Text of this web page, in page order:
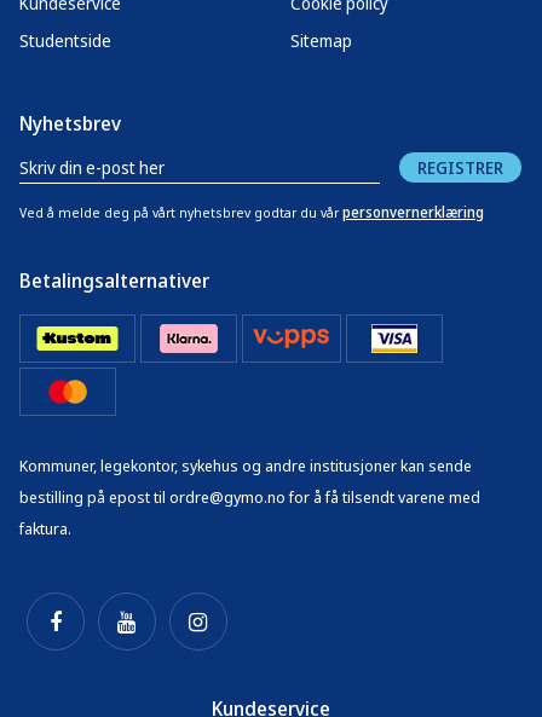
Studentside
Sitemap
Nyhetsbrev
REGISTRER
Ved å melde deg på vårt nyhetsbrev godtar du vår personvernerklæring
Betalingsalternativer
Kommuner, legekontor, sykehus og andre institusjoner kan sende
bestilling på epost til ordre@gymo.no for å få tilsendt varene med
faktura.
Kundeservice